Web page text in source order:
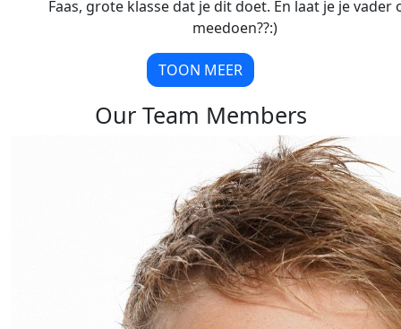
Faas, grote klasse dat je dit doet. En laat je je vader
meedoen??:)
TOON MEER
Our Team Members